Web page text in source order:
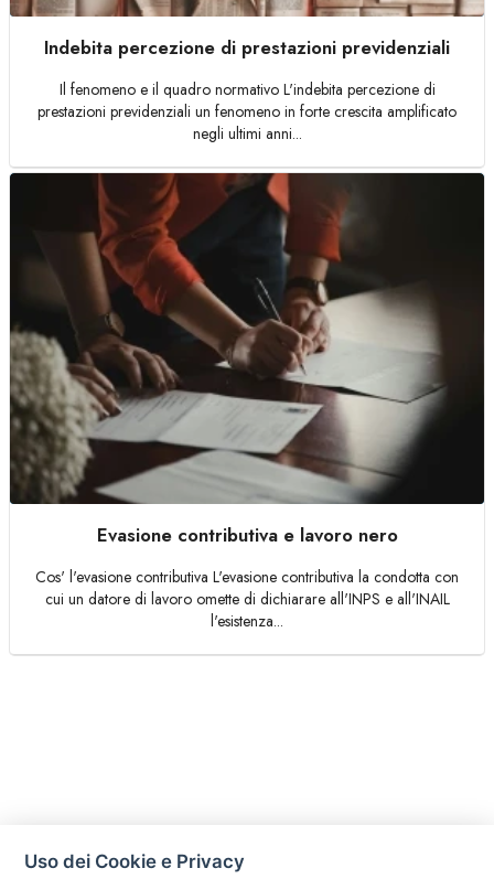
Indebita percezione di prestazioni previdenziali
Il fenomeno e il quadro normativo L'indebita percezione di
prestazioni previdenziali un fenomeno in forte crescita amplificato
negli ultimi anni...
Evasione contributiva e lavoro nero
Cos' l'evasione contributiva L'evasione contributiva la condotta con
cui un datore di lavoro omette di dichiarare all'INPS e all'INAIL
l'esistenza...
Uso dei Cookie e Privacy